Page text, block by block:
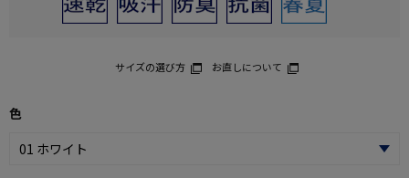
サイズの選び方 お直しについて
色